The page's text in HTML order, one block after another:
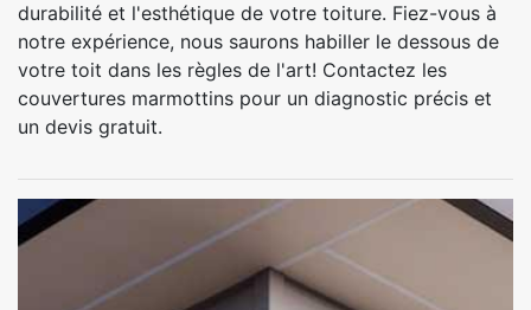
durabilité et l'esthétique de votre toiture. Fiez-vous à
notre expérience, nous saurons habiller le dessous de
votre toit dans les règles de l'art! Contactez les
couvertures marmottins pour un diagnostic précis et
un devis gratuit.